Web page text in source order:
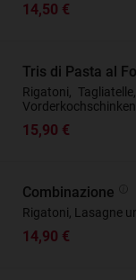
14,50 €
Tris di Pasta al
Rigatoni,
15,90 €
Combinazione
Rigatoni, Lasagne
14,90 €